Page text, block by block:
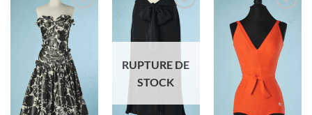
Ajouter
à la liste
d'envies
Ajouter
à la liste
d'envies
RUPTURE DE
STOCK
Ajouter
à la liste
d'envies